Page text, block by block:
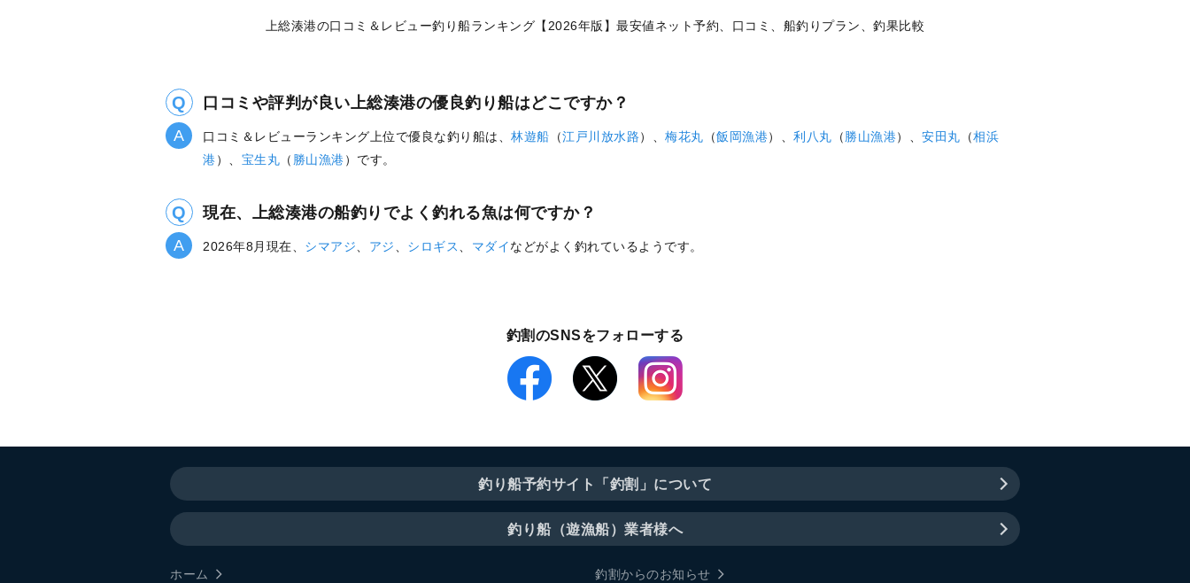
上総湊港の口コミ＆レビュー釣り船ランキング【2026年版】最安値ネット予約、口コミ、船釣りプラン、釣果比較
口コミや評判が良い上総湊港の優良釣り船はどこですか？
口コミ＆レビューランキング上位で優良な釣り船は、 林遊船 （江戸川放水路）、 梅花丸 （飯岡漁港）、 利八丸 （勝山漁港）、 安田丸 （相浜
港）、 宝生丸 （ 勝山漁港）です。
現在、上総湊港の船釣りでよく釣れる魚は何ですか？
2026年8月現在、 シマアジ、 アジ、 シロギス、 マダイなどがよく釣れているようです。
釣割のSNSをフォローする
釣り船予約サイト「釣割」について
釣り船（遊漁船）業者様へ
ホーム
釣割からのお知らせ